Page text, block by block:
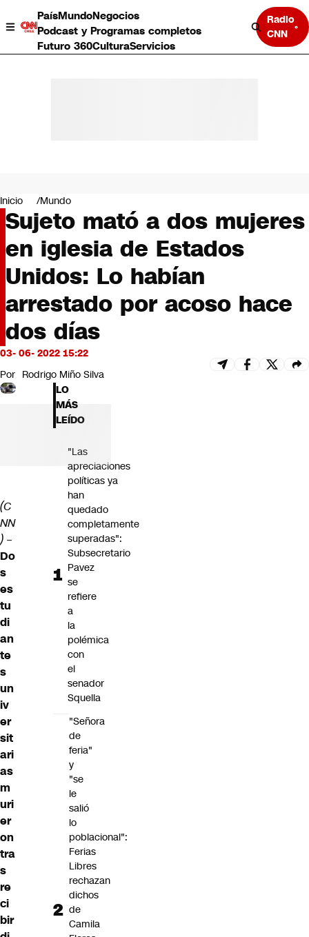
PaísMundoNegocios
Podcast y Programas completos
Futuro 360CulturaServicios
Radio
CNN
Negocios
Deportes
Programas completos
Cultura
Servicios
Bits
CNN tiempo
Futuro 360
Opinión
Inicio Mundo
Sujeto mató a dos mujeres
en iglesia de Estados
Unidos: Lo habían
arrestado por acoso hace
dos días
03- 06- 2022 15:22
Por Rodrigo Miño Silva
(C
NN
) –
Do
s
es
tu
di
an
te
s
un
iv
er
sit
ari
as
m
uri
er
on
tra
s
re
ci
bir
LO
MÁS
LEÍDO
"Las
apreciaciones
políticas ya
han
quedado
completamente
superadas":
Subsecretario
Pavez
se
refiere
a
la
polémica
con
el
senador
Squella
"Señora
de
feria"
y
"se
le
salió
lo
poblacional":
Ferias
Libres
rechazan
dichos
de
Camila